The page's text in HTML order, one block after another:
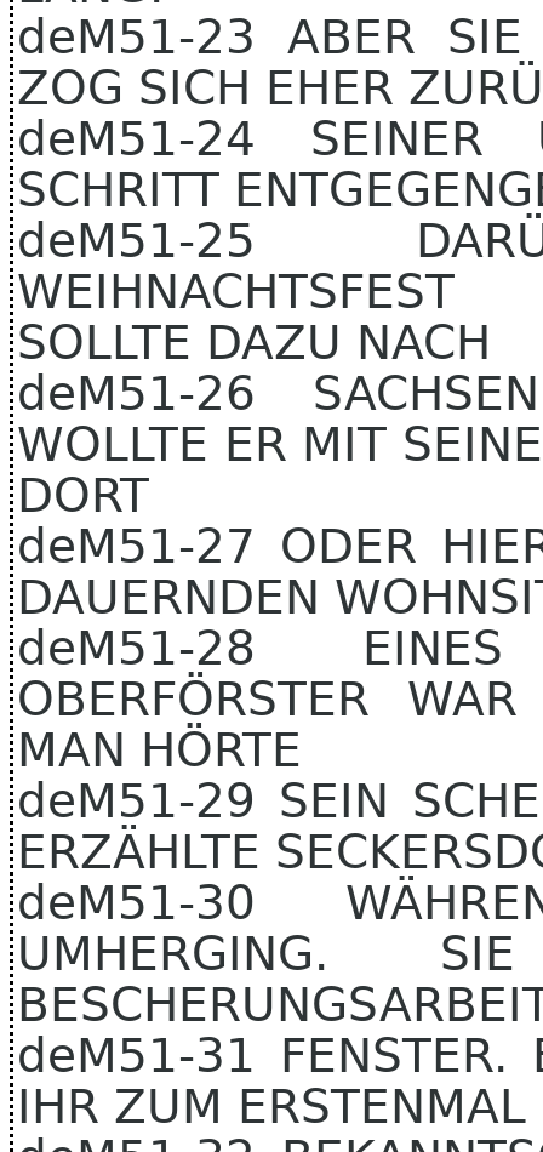
deM51-23 ABER SIE
ZOG SICH EHER
deM51-24 SEINER
SCHRITT
deM51-25
SOLLTE DAZU NACH
deM51-26
WOLLTE ER MIT
DORT
deM51-27 ODER
DAUERNDEN
deM51-28 EINES
OBERFÖRSTER
MAN HÖRTE
deM51-29 SEIN
ERZÄHLTE
deM51-30
UMHERGING.
deM51-31 FENSTER.
IHR ZUM ERSTENMAL